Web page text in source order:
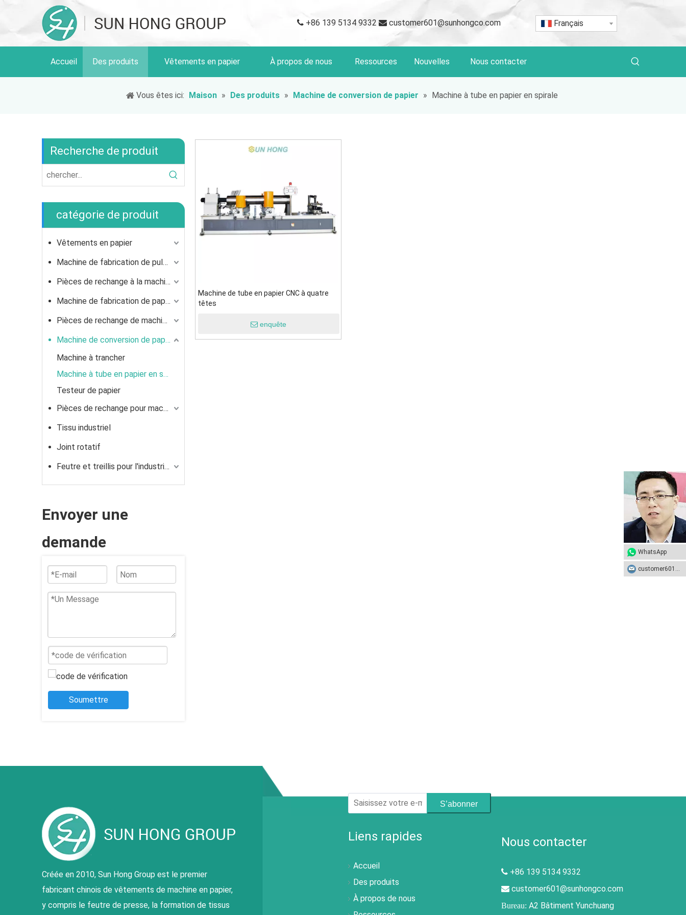
 +86 139 5134 9332  customer601@sunhongco.com Français
Accueil Des produits Vêtements en papier À propos de nous Ressources Nouvelles Nous contacter
Vous êtes ici: Maison » Des produits » Machine de conversion de papier » Machine à tube en papier en spirale
Recherche de produit
catégorie de produit
Vêtements en papier
Machine de fabrication de pulpe
Pièces de rechange à la machine à pultration
Machine de fabrication de papier
Pièces de rechange de machine en papier
Machine de conversion de papier
Machine à trancher
Machine à tube en papier en spirale
Testeur de papier
Pièces de rechange pour machine de fabrication de boîtes en carton ondulé
Tissu industriel
Joint rotatif
Feutre et treillis pour l'industrie du fibrociment
Envoyer une
demande
Soumettre
Machine de tube en papier CNC à quatre
têtes
enquête
Créée en 2010, Sun Hong Group est le premier
fabricant chinois de vêtements de machine en papier,
y compris le feutre de presse, la formation de tissus
S’abonner
Liens rapides
Accueil
Des produits
À propos de nous
Nous contacter
 +86 139 5134 9332
 customer601@sunhongco.com
Bureau: A2 Bâtiment Yunchuang
WhatsApp